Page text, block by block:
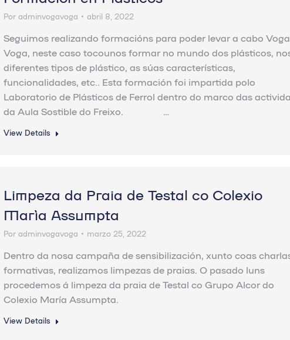
Por adminvogavoga abril 8, 2022
Seguimos realizando formacións para poder levar a cabo
Voga, neste caso tocounos formar no mundo dos plásticos,
diferentes tipos de plástico, as súas características,
funcionalidades, etc.. Esta formación foi impartida polo
Laboratorio de Plásticos de Ferrol dentro do marco das
da Aula Sostible do Freixo. …
View Details
Limpeza da Praia de Testal co Colexio
María Assumpta
Por adminvogavoga marzo 25, 2022
Dentro da nosa campaña de sensibilización, xunto coas
formativas, realizamos limpezas de praias. O pasado luns
procedemos á limpeza da praia de Testal co Grupo Alcor do
Colexio María Assumpta.
View Details